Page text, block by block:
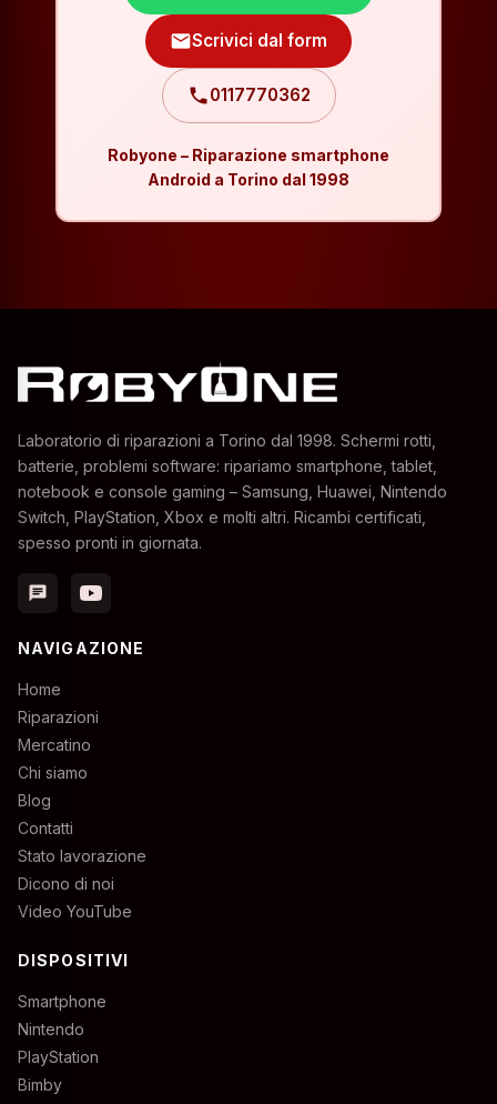
mailScrivici dal form
phone0117770362
Robyone – Riparazione smartphone
Android a Torino dal 1998
Laboratorio di riparazioni a Torino dal 1998. Schermi rotti,
batterie, problemi software: ripariamo smartphone, tablet,
notebook e console gaming – Samsung, Huawei, Nintendo
Switch, PlayStation, Xbox e molti altri. Ricambi certificati,
spesso pronti in giornata.
chat
NAVIGAZIONE
Home
Riparazioni
Mercatino
Chi siamo
Blog
Contatti
Stato lavorazione
Dicono di noi
Video YouTube
DISPOSITIVI
Smartphone
Nintendo
PlayStation
Bimby